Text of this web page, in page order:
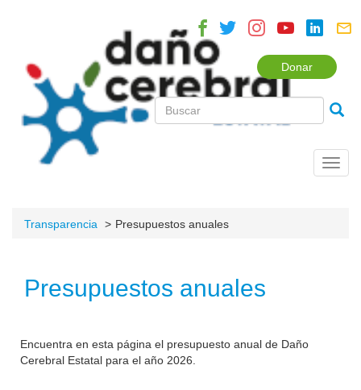
Donar
Transparencia Presupuestos anuales
Presupuestos anuales
Encuentra en esta página el presupuesto anual de Daño
Cerebral Estatal para el año 2026.